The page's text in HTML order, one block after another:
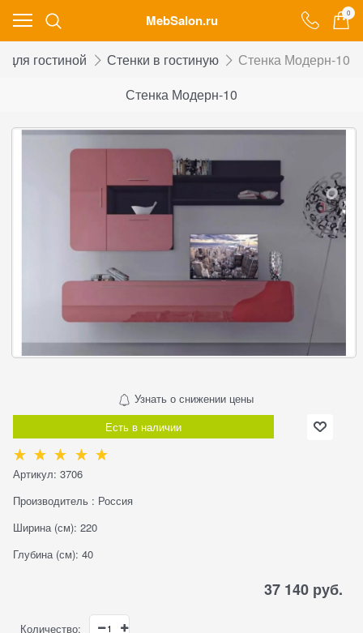
MebSalon.ru 0
для гостиной Стенки в гостиную
Стенка Модерн-10
Стенка Модерн-10
Узнать о снижении цены
Есть в наличии
Артикул: 3706
Производитель : Россия
Ширина (см): 220
Глубина (см): 40
37 140 руб.
Количество: